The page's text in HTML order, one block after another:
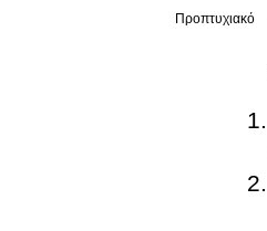
Προπτυχιακό